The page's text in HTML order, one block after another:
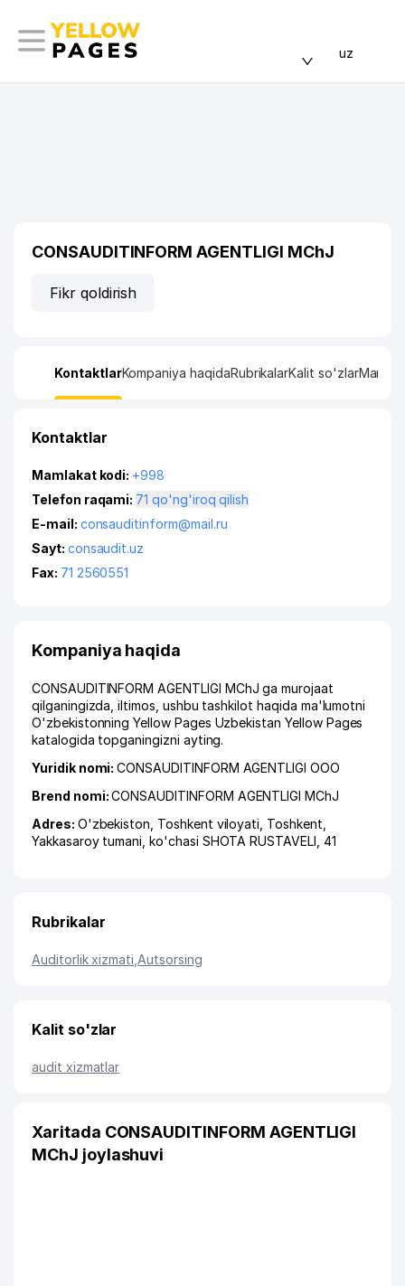
uz
CONSAUDITINFORM AGENTLIGI MChJ
Fikr qoldirish
KontaktlarKompaniya haqidaRubrikalarKalit so'zlarManzil
Kontaktlar
Mamlakat kodi: +998
Telefon raqami:
71 qo'ng'iroq qilish
E-mail: consauditinform@mail.ru
Sayt: consaudit.uz
Fax: 71 2560551
Kompaniya haqida
CONSAUDITINFORM AGENTLIGI MChJ ga murojaat
qilganingizda, iltimos, ushbu tashkilot haqida ma'lumotni
O'zbekistonning Yellow Pages Uzbekistan Yellow Pages
katalogida topganingizni ayting.
Yuridik nomi:CONSAUDITINFORM AGENTLIGI ООО
Brend nomi:CONSAUDITINFORM AGENTLIGI MChJ
Adres: O'zbekiston, Toshkent viloyati Toshkent
Yakkasaroy tumani ,ko'chasi SHOTA RUSTAVELI , 41
Rubrikalar
Auditorlik xizmati Autsorsing
Kalit so'zlar
audit xizmatlar
Xaritada CONSAUDITINFORM AGENTLIGI
MChJ joylashuvi